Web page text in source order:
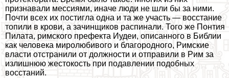
признавали мессиями, иначе люди не шли бы за ними.
Почти всех их постигла одна и та же участь — восстание
топили в крови, а зачинщиков распинали. Того же Понтия
Пилата, римского префекта Иудеи, описанного в Библии
как человека миролюбивого и благородного, Римские
власти отстранили от должности и отправили в Рим за
излишнюю жестокость при подавлении подобных
восстаний.